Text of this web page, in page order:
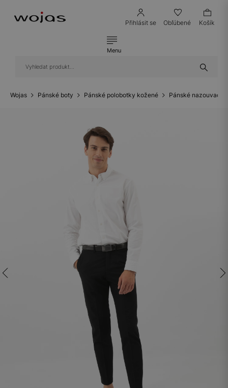
Přihlásit se Obľúbené Košík
Menu
Wojas Pánské boty Pánské polobotky kožené Pánské nazouvací